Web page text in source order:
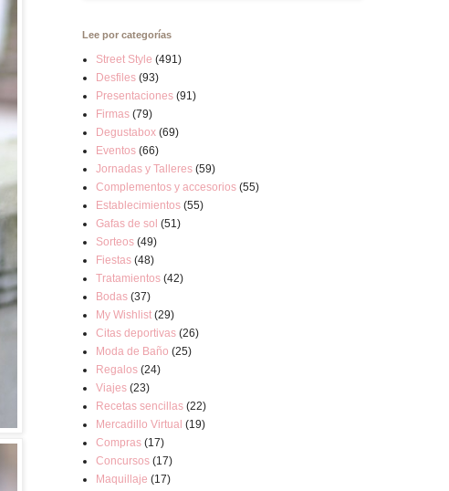
Lee por categorías
Street Style (491)
Desfiles (93)
Presentaciones (91)
Firmas (79)
Degustabox (69)
Eventos (66)
Jornadas y Talleres (59)
Complementos y accesorios (55)
Establecimientos (55)
Gafas de sol (51)
Sorteos (49)
Fiestas (48)
Tratamientos (42)
Bodas (37)
My Wishlist (29)
Citas deportivas (26)
Moda de Baño (25)
Regalos (24)
Viajes (23)
Recetas sencillas (22)
Mercadillo Virtual (19)
Compras (17)
Concursos (17)
Maquillaje (17)